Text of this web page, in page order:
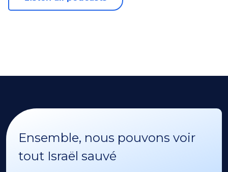
Ensemble, nous pouvons voir
tout Israël sauvé